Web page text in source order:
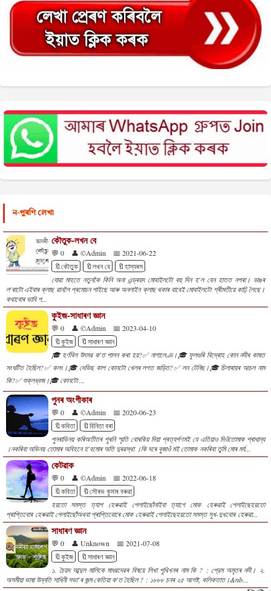
ন-পুৰণি লেখা
কৌতুক-লখন বে
💬 0 👤 ©Admin
📅 2021-06-22
🔖কৌতুক
🔖লখন বে
🔖হাস্যৰস
যোৱা মাহতে নতুনকৈ কিনি অনা এন্ড্ৰয়দ মোবাইলটো বহু দিন হ'ল যেন হাতত নপৰা। ডাঙৰ
ল'ৰাটো এইবাৰ ক্লাছ ৱানলৈ প্ৰমোচন পাইছে আৰু অনলাইন ক্লাছ থকাৰ বাবেই মোবাইলটো শ্ৰীমতীয়ে কাঢ়ি লৈছে।
কথাবোৰ ভাবি প...
কুইজ-সাধাৰণ জ্ঞান
💬 0 👤 ©Admin
📅 2023-04-10
🔖কুইজ
🔖সাধাৰণ জ্ঞান
🎓 হৰ্ণবিল উৎসৱ ক'ত পালন কৰা হয়?✅ নাগালেণ্ড।🎓 ফুলগুৰি বিদ্ৰোহ কোন নদীৰ কাষত
সংঘটিত হৈছিল?✅ কলং।🎓 দেভিছ কাপ কোনটো খেলৰ লগত জড়িত?✅ লন টেনিছ।🎓 চিলাৰায়ৰ আচল নাম
কি?✅ শুক্লধ্বজ।🎓 কোনটো ...
পুনৰ অংগীকাৰ
💬 0 👤 ©Admin
📅 2020-06-23
🔖কবিতা
🔖বিনিতা বৰা
পুনৰাভিনয় কৰিঅতীতৰ পুৰনি স্মৃতি বোৰকিয় দিয়া প্ৰত্যৰ্পণমই যে এতিয়াও দিওঁতোমাক প্ৰাধান্য
।নকৰিবা অভিনয় তোমাৰ অবিহনে হ'বমোৰ অতি দুৰৱস্থা ।কি দৰে বুজাওঁ মই তোমাক নকৰিবা তুমি মোৰ মৰ্য...
কেটৱাক
💬 0 👤 ©Admin
📅 2022-06-18
🔖কবিতা
🔖সৌৰভ কুমাৰ বৰুৱা
হয়তো সমস্ত ত্যাগ হেৰুৱাই পেলাইছোঁনাইবা ত্যাগে মোক হেৰুৱাই পেলাইছেহয়তো
প্ৰাপ্তিবোৰ হেৰুৱাই পেলাইছোঁঅথবা প্ৰাপ্তিবোৰে মোক হেৰুৱাই পেলাইছেহয়তো সমস্ত সুখ-দুখবোৰ হেৰুৱা...
সাধাৰণ জ্ঞান
💬 0 👤 Unknown
📅 2021-07-08
🔖কুইজ
🔖সাধাৰণ জ্ঞান
১. চৈয়দ আব্দুল মালিকে মাধৱদেৱৰ বিষয়ে লিখা পুথিখনৰ নাম কি ? : প্রেম অমৃতৰ নদী। ২.
অসমীয়া ভাষা উন্নতি সাধিনী সভা’ৰ জন্ম কেতিয়া ক'ত হৈছিল ? : ১৮৮৮ চনৰ ২৫ আগষ্ট, কলিকতাত।&nb...